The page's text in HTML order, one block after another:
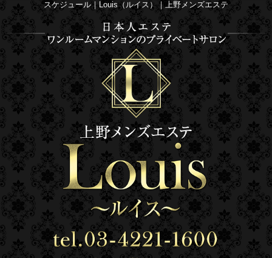
スケジュール｜Louis（ルイス）｜上野メンズエステ